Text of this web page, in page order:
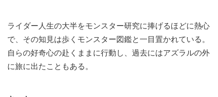
ライダー人生の大半をモンスター研究に捧げるほどに熱心
で、その知見は歩くモンスター図鑑と一目置かれている。
自らの好奇心の赴くままに行動し、過去にはアズラルの外
に旅に出たこともある。